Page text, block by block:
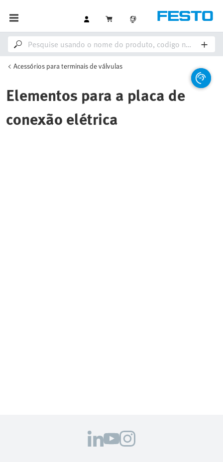
Acessórios para terminais de válvulas
Elementos para a placa de
conexão elétrica